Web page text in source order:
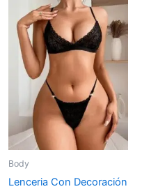
Body
Lenceria Con Decoración